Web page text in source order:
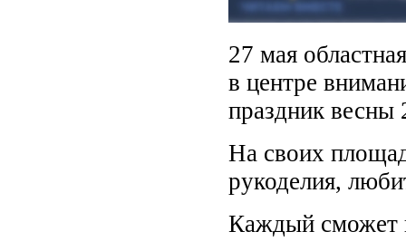
27 мая
в центре
праздник весны
На своих
рукоделия,
Каждый сможет